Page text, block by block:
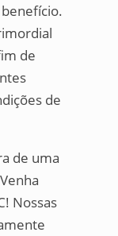
de
de
de uma
Nossas